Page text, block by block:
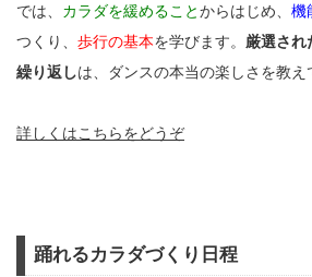
では、 カラダを緩めることからはじめ、 機
つくり、 歩行の基本を学びます。 厳選され
繰り返しは、ダンスの本当の楽しさを教え
詳しくはこちらをどうぞ
踊れるカラダづくり日程